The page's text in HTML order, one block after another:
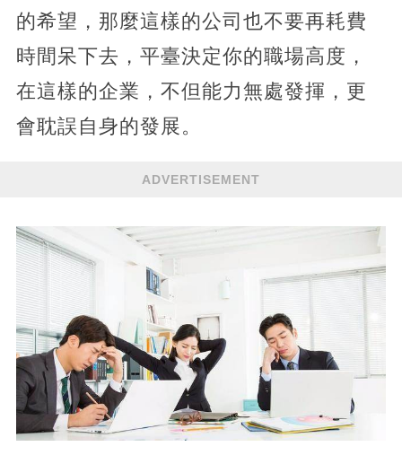
的希望，那麼這樣的公司也不要再耗費
時間呆下去，平臺決定你的職場高度，
在這樣的企業，不但能力無處發揮，更
會耽誤自身的發展。
ADVERTISEMENT